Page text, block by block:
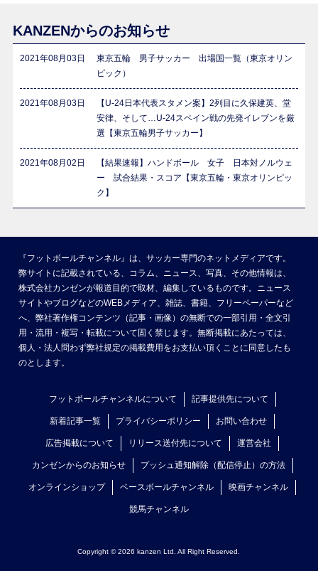
KANZENからのお知らせ
2021年08月03日
東京五輪 男子サッカー 出場国一覧（東京オリン
ピック）
2021年08月03日
【U-24日本代表スタメン案】2列目に久保建英、堂
安律、そして…U-24スペイン戦の先発イレブンを厳
選【東京五輪男子サッカー】
2021年08月02日
【結果速報】ハンドボール 女子 日本対ノルウェ
ー 試合結果・スコア【東京五輪・東京オリンピッ
ク】
『フットボールチャンネル』は、サッカー専門のネットメディアです。
弊サイトに記載されている、コラム、ニュース、写真、その他情報は、
株式会社カンゼンが報道目的で取材、編集しているものです。ニュース
サイトやブログなどのWEBメディア、雑誌、書籍、フリーペーパーなど
へ、弊社著作権コンテンツ（記事・画像）の無断での一部引用・全文引
用・流用・複写・転載について固く禁じます。無断掲載にあたっては、
個人・法人問わず弊社規定の掲載費用をお支払い頂くことに同意したも
のとします。
フットボールチャンネルについて 記事提供先について
新着記事一覧 プライバシーポリシー お問い合わせ
広告掲載について リリース送付先について 運営会社
カンゼンからのお知らせ プッシュ通知解除（配信停止）の方法
オンラインショップ ベースボールチャンネル 映画チャンネル
競馬チャンネル
Copyright © 2026 kanzen Ltd. All Right Reserved.